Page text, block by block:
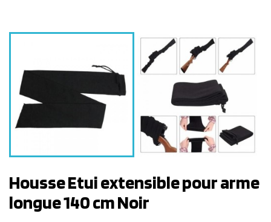
Housse Etui extensible pour arme
longue 140 cm Noir